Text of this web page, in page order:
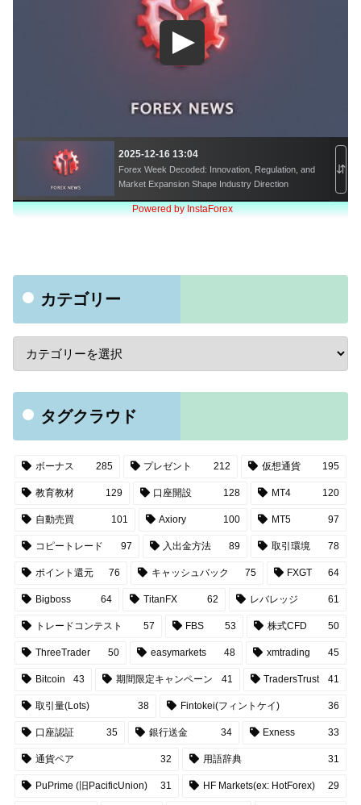
カテゴリー
タグクラウド
ボーナス 285 プレゼント 212 仮想通貨 195
教育教材 129 口座開設 128 MT4 120
自動売買 101 Axiory 100 MT5 97
コピートレード 97 入出金方法 89 取引環境 78
ポイント還元 76 キャッシュバック 75 FXGT 64
Bigboss 64 TitanFX 62 レバレッジ 61
トレードコンテスト 57 FBS 53 株式CFD 50
ThreeTrader 50 easymarkets 48 xmtrading 45
Bitcoin 43 期間限定キャンペーン 41 TradersTrust 41
取引量(Lots) 38 Fintokei(フィントケイ) 36
口座認証 35 銀行送金 34 Exness 33
通貨ペア 32 用語辞典 31
PuPrime (旧PacificUnion) 31 HF Markets(ex: HotForex) 29